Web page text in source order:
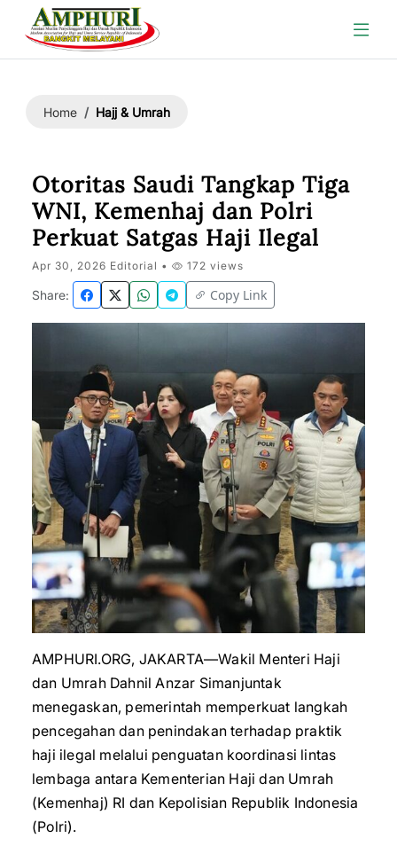
Home Hajj & Umrah
Otoritas Saudi Tangkap Tiga
WNI, Kemenhaj dan Polri
Perkuat Satgas Haji Ilegal
Apr 30, 2026 Editorial • 172 views
Share: Copy Link
AMPHURI.ORG, JAKARTA—Wakil Menteri Haji
dan Umrah Dahnil Anzar Simanjuntak
menegaskan, pemerintah memperkuat langkah
pencegahan dan penindakan terhadap praktik
haji ilegal melalui penguatan koordinasi lintas
lembaga antara Kementerian Haji dan Umrah
(Kemenhaj) RI dan Kepolisian Republik Indonesia
(Polri).